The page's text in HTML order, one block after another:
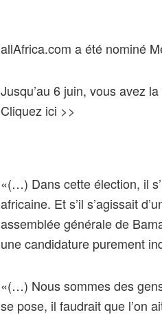
allAfrica.com a été nominé
Jusqu’au 6 juin, vous avez
Cliquez ici >>
«(…) Dans cette élection, il
africaine. Et s’il s’agissait
assemblée générale de
une candidature purement
«(…) Nous sommes des
se pose, il faudrait que l’on